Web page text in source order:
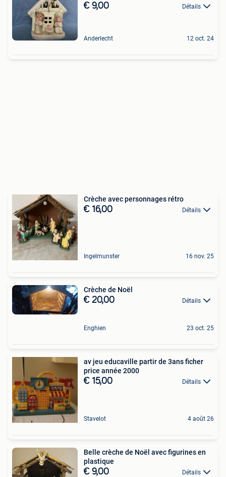
€ 9,00 Détails
Anderlecht 12 oct. 24
Crèche avec personnages rétro
€ 16,00 Détails
Ingelmunster 16 nov. 25
Crèche de Noël
€ 20,00 Détails
Enghien 23 oct. 25
av jeu educaville partir de 3ans ficher
price année 2000
€ 15,00 Détails
Stavelot 4 août 26
Belle crèche de Noël avec figurines en
plastique
€ 9,00 Détails